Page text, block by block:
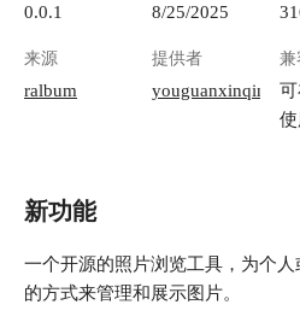
0.0.1 8/25/2025
来源
ralbum
提供者
youguanxinqing
兼
新功能
一个开源的照片浏览工具，为个
的方式来管理和展示图片。